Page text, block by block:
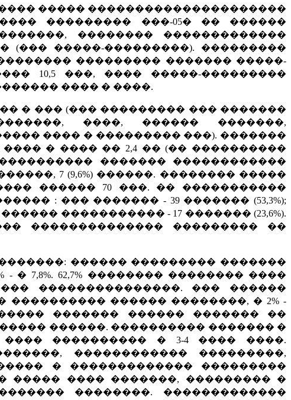
����� ���������������������
��������� ���-05� �� ������
�������� �������������
�����-���������). ���������
��������� ������� �����-
10,5 ���, ���� �����-���������
���� � ����.
� ��� (��� ��������� ��� �������
����, ������ �������,
���� � ��������� ���). �������
� ���� �� 2,4 �� (�� ����������
������� ������������
7 (9,6%) ������. �������� �����
������ 70 ���. �� �����������
: ��� ������� - 39 ������� (53,3%);
������ ����������� - 17 ������� (23,6%).
�������������� ��������� ��
������ ��������� �������
- � 7,8%. 62,7% �������� �������� ����
���������������. ��� ������
���������� ������ ��������, � 2% -
������� ������ ������� ��
������. ���������� ������� �
���������� � 3-4 ���� ����.
������������ ���������,
� ������������� ���������
����� ���� �������, ��������� �
��������. �������������